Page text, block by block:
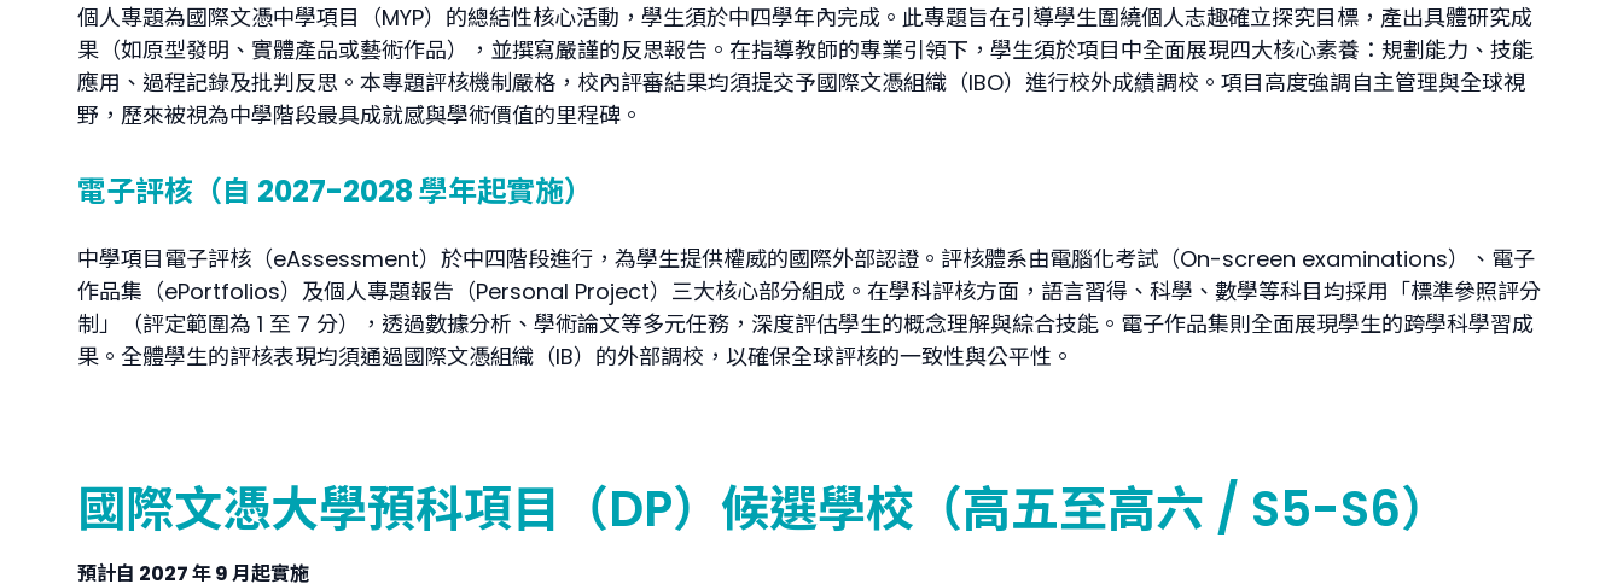
個人專題為國際文憑中學項目（MYP）的總結性核心活動，學生須於中四學年內完成。此專題旨在引導學生圍繞個人志趣確立探究目標，產出具體研究成
果（如原型發明、實體產品或藝術作品），並撰寫嚴謹的反思報告。在指導教師的專業引領下，學生須於項目中全面展現四大核心素養：規劃能力、技能
應用、過程記錄及批判反思。本專題評核機制嚴格，校內評審結果均須提交予國際文憑組織（IBO）進行校外成績調校。項目高度強調自主管理與全球視
野，歷來被視為中學階段最具成就感與學術價值的里程碑。
電子評核（自 2027-2028 學年起實施）
中學項目電子評核（eAssessment）於中四階段進行，為學生提供權威的國際外部認證。評核體系由電腦化考試（On-screen examinations）、電子
作品集（ePortfolios）及個人專題報告（Personal Project）三大核心部分組成。在學科評核方面，語言習得、科學、數學等科目均採用「標準參照評分
制」（評定範圍為 1 至 7 分），透過數據分析、學術論文等多元任務，深度評估學生的概念理解與綜合技能。電子作品集則全面展現學生的跨學科學習成
果。全體學生的評核表現均須通過國際文憑組織（IB）的外部調校，以確保全球評核的一致性與公平性。
國際文憑大學預科項目（DP）候選學校（高五至高六 / S5-S6）
預計自 2027 年 9 月起實施